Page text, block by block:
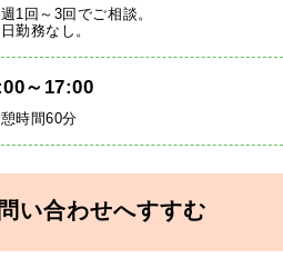
1回～3回でご相談。
勤務なし。
～17:00
時間60分
い合わせへすすむ